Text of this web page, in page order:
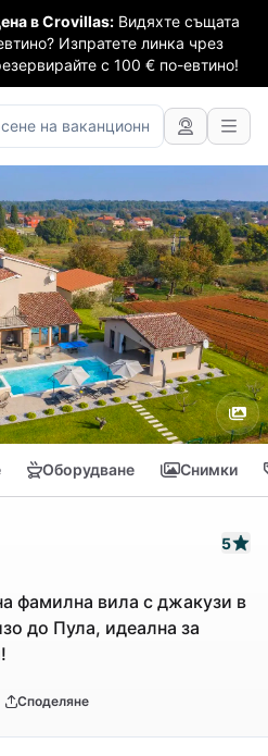
в Crovillas: Видяхте същата
Изпратете линка чрез
с 100 € по-евтино!
Оборудване Снимки
5
фамилна вила с джакузи в
до Пула, идеална за
Споделяне